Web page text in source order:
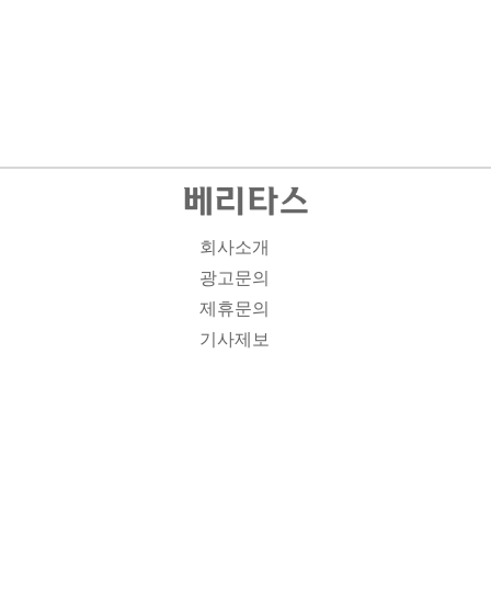
회사소개
광고문의
제휴문의
기사제보